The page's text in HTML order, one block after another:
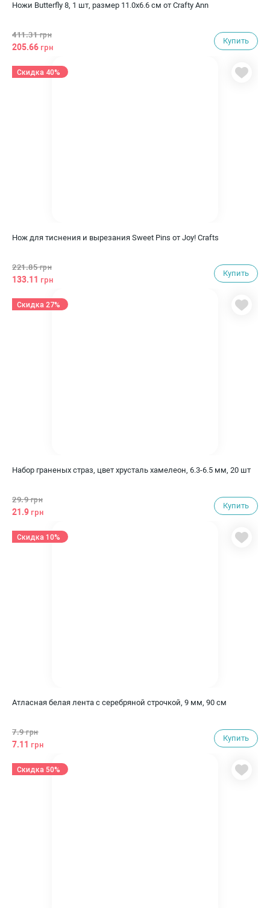
Ножи Butterfly 8, 1 шт, размер 11.0х6.6 см от Crafty Ann
411.31грн
205.66 грн
Купить
Нож для тиснения и вырезания Sweet Pins от Joy! Crafts
221.85грн
133.11 грн
Купить
Скидка 40%
Набор граненых страз, цвет хрусталь хамелеон, 6.3-6.5 мм, 20 шт
29.9грн
21.9 грн
Купить
Скидка 27%
Атласная белая лента с серебряной строчкой, 9 мм, 90 см
7.9грн
7.11 грн
Купить
Скидка 10%
Скидка 50%